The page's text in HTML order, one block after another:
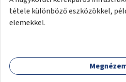
tétele különböző eszközökkel,
elemekkel.